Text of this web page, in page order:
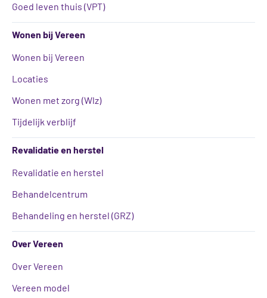
Goed leven thuis (VPT)
Wonen bij Vereen
Wonen bij Vereen
Locaties
Wonen met zorg (Wlz)
Tijdelijk verblijf
Revalidatie en herstel
Revalidatie en herstel
Behandelcentrum
Behandeling en herstel (GRZ)
Over Vereen
Over Vereen
Vereen model